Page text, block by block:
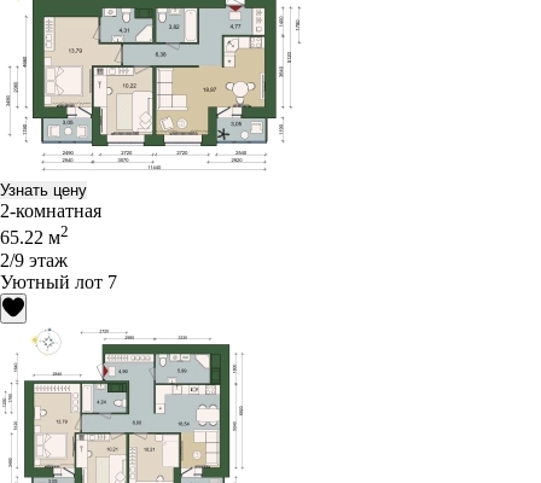
Узнать цену
2-комнатная
65.22 м2
2/9 этаж
Уютный лот 7